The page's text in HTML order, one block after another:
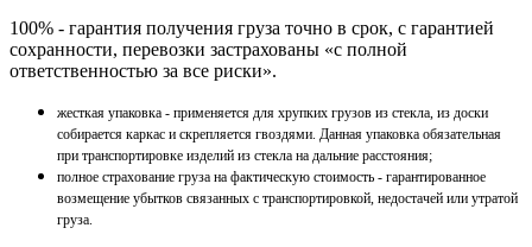
100% - гарантия получения груза точно в срок, с гарантией
сохранности, перевозки застрахованы «с полной
ответственностью за все риски».
жесткая упаковка - применяется для хрупких грузов из стекла, из доски
собирается каркас и скрепляется гвоздями. Данная упаковка обязательная
при транспортировке изделий из стекла на дальние расстояния;
полное страхование груза на фактическую стоимость - гарантированное
возмещение убытков связанных с транспортировкой, недостачей или утратой
груза.